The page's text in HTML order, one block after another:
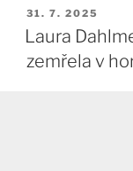
PUBLIKOVÁNO
31. 7. 2025
Laura
zemřela v